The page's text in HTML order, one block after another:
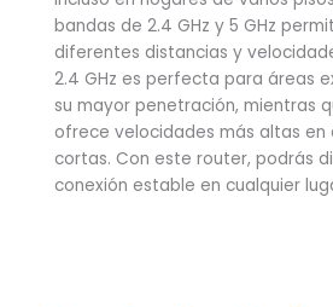
bandas de 2.4 GHz y 5 GHz
diferentes distancias y
2.4 GHz es perfecta para áreas
su mayor penetración, mientras
ofrece velocidades más altas en
cortas. Con este router, podrás
conexión estable en cualquier